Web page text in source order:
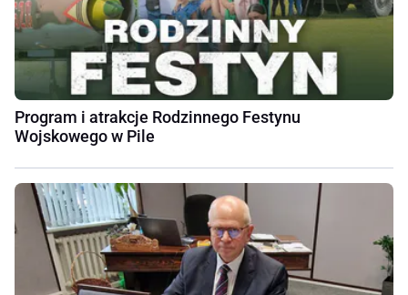
Program i atrakcje Rodzinnego Festynu
Wojskowego w Pile